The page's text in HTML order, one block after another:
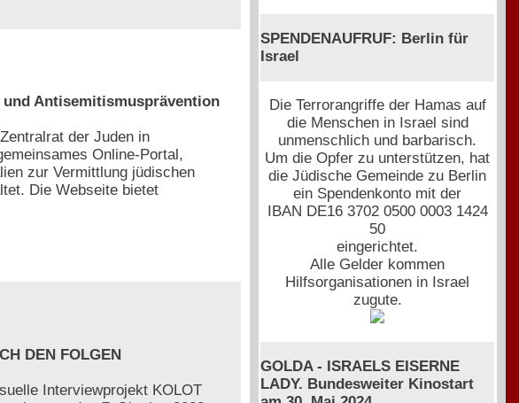
Antisemitismusprävention
der Juden in
Online-Portal,
zur Vermittlung jüdischen
Die Webseite bietet
DEN FOLGEN
Interviewprojekt KOLOT
SPENDENAUFRUF: Berlin für
Israel
Die Terrorangriffe der Hamas auf
die Menschen in Israel sind
unmenschlich und barbarisch.
Um die Opfer zu unterstützen, hat
die Jüdische Gemeinde zu Berlin
ein Spendenkonto mit der
IBAN DE16 3702 0500 0003 1424
50
eingerichtet.
Alle Gelder kommen
Hilfsorganisationen in Israel
zugute.
GOLDA - ISRAELS EISERNE
LADY. Bundesweiter Kinostart